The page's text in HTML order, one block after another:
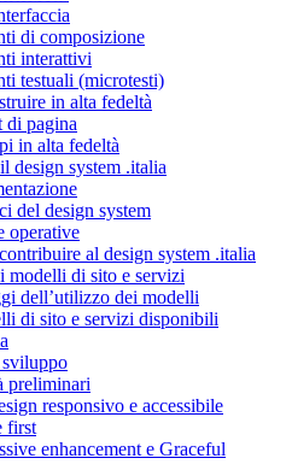
di composizione
interattivi
testuali (microtesti)
in alta fedeltà
di pagina
in alta fedeltà
design system .italia
del design system
operative
al design system .italia
modelli di sito e servizi
dell’utilizzo dei modelli
di sito e servizi disponibili
preliminari
responsivo e accessibile
first
enhancement e Graceful